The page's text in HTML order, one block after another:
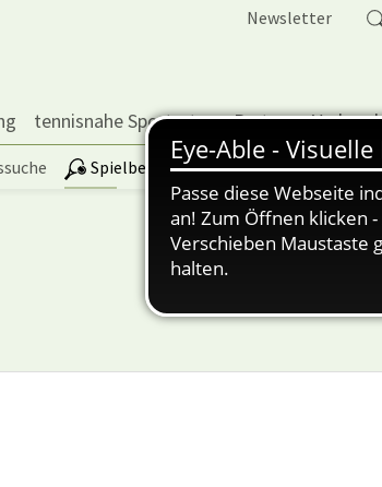
Newsletter
tennisnahe Sportarten Partner Verband
Spielbetrieb | TORP Vereinspokal